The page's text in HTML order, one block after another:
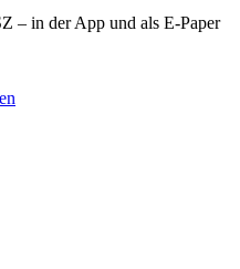
– in der App und als E-Paper